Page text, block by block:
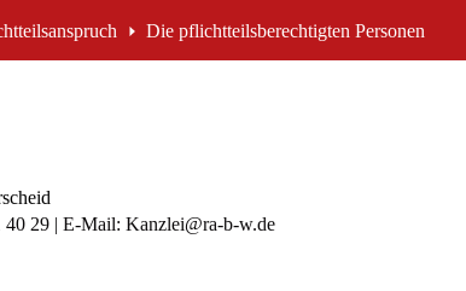
Die pflichtteilsberechtigten Personen
29 | E-Mail: Kanzlei@ra-b-w.de